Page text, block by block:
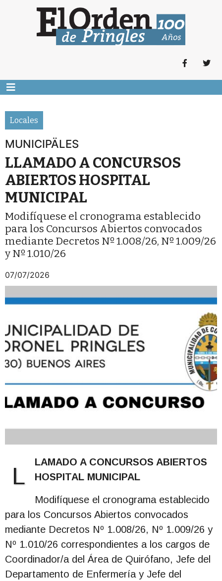
Locales
MUNICIPÄLES
LLAMADO A CONCURSOS
ABIERTOS HOSPITAL
MUNICIPAL
Modifíquese el cronograma establecido
para los Concursos Abiertos convocados
mediante Decretos Nº 1.008/26, Nº 1.009/26
y Nº 1.010/26
07/07/2026
L
LAMADO A CONCURSOS ABIERTOS
HOSPITAL MUNICIPAL
Modifíquese el cronograma establecido
para los Concursos Abiertos convocados
mediante Decretos Nº 1.008/26, Nº 1.009/26 y
Nº 1.010/26 correspondientes a los cargos de
Coordinador/a del Área de Quirófano, Jefe del
Departamento de Enfermería y Jefe del